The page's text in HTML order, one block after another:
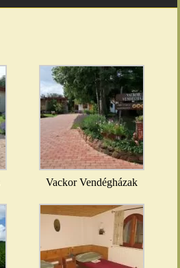
Vackor Vendégházak